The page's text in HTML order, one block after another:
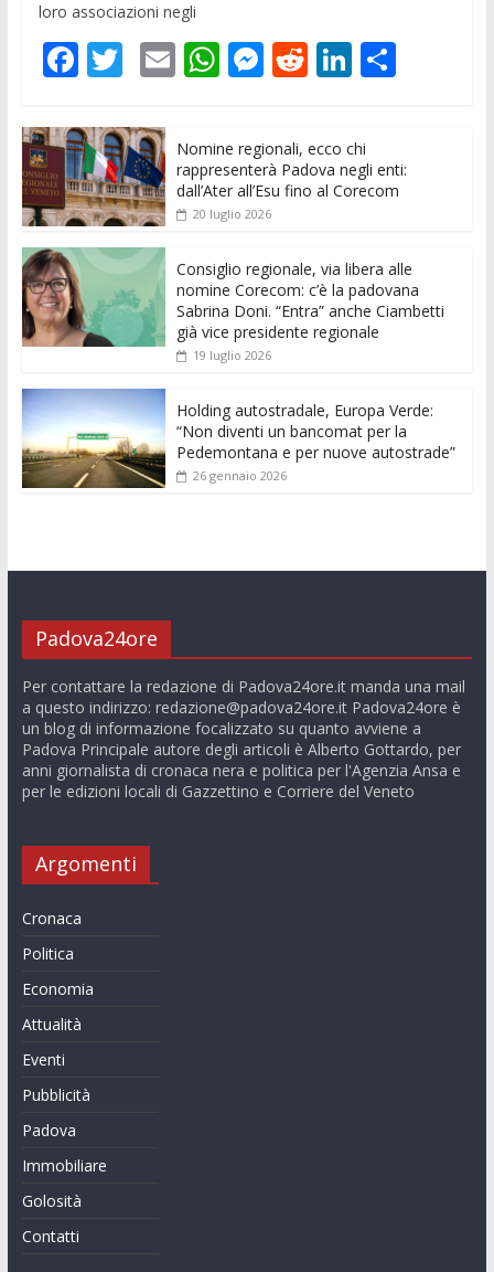
loro associazioni negli
F
e
b
o
o
k
T
itt
er
E
l
W
s
A
p
p
M
ss
e
n
er
R
di
t
Li
k
e
dI
C
di
vi
Nomine regionali, ecco chi
rappresenterà Padova negli enti:
dall’Ater all’Esu fino al Corecom
20 luglio 2026
Consiglio regionale, via libera alle
nomine Corecom: c’è la padovana
Sabrina Doni. “Entra” anche Ciambetti
già vice presidente regionale
19 luglio 2026
Holding autostradale, Europa Verde:
“Non diventi un bancomat per la
Pedemontana e per nuove autostrade”
26 gennaio 2026
Padova24ore
Per contattare la redazione di Padova24ore.it manda una mail
a questo indirizzo: redazione@padova24ore.itPadova24ore è
un blog di informazione focalizzato su quanto avviene a
Padova Principale autore degli articoli è Alberto Gottardo, per
anni giornalista di cronaca nera e politica per l'Agenzia Ansa e
per le edizioni locali di Gazzettino e Corriere del Veneto
Argomenti
Cronaca
Politica
Economia
Attualità
Eventi
Pubblicità
Padova
Immobiliare
Golosità
Contatti